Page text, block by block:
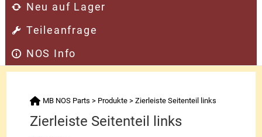
Neu auf Lager
Teileanfrage
NOS Info
MB NOS Parts > Produkte >Zierleiste Seitenteil links
Zierleiste Seitenteil links